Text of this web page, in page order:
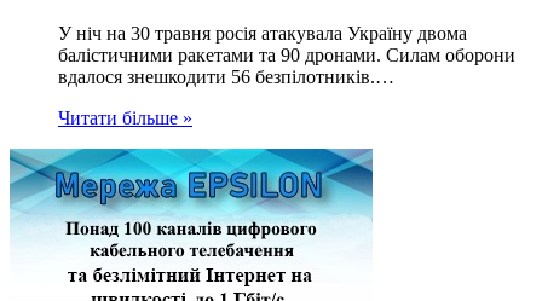
У ніч на 30 травня росія атакувала Україну двома
балістичними ракетами та 90 дронами. Силам оборони
вдалося знешкодити 56 безпілотників.…
Читати більше »